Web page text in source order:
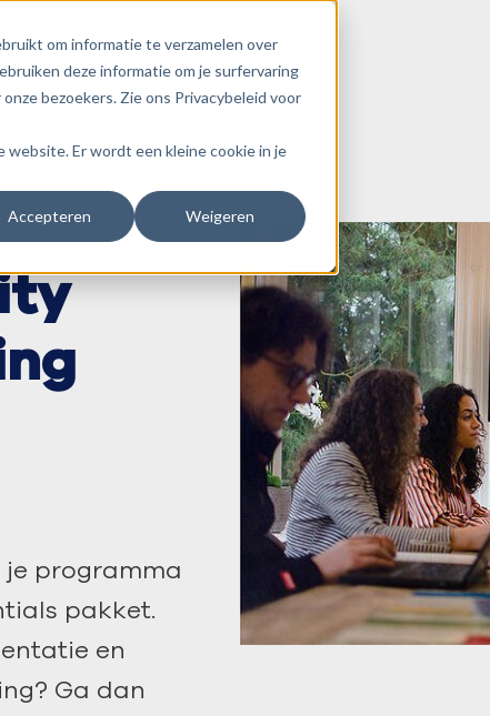
om informatie te verzamelen over
deze informatie om je surfervaring
bezoekers. Zie ons Privacybeleid voor
website. Er wordt een kleine cookie in je
Accepteren Weigeren
je programma
pakket.
en
Ga dan